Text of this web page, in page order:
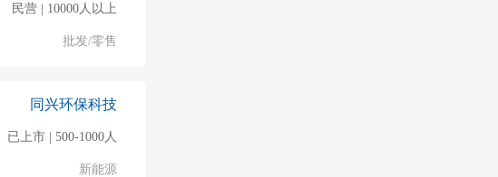
民营 | 10000人以上
批发/零售
同兴环保科技
已上市 | 500-1000人
新能源